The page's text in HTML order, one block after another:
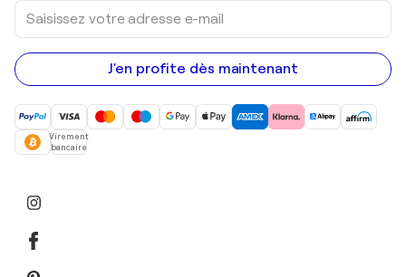
Saisissez
votre
adresse
e-
mail
J'en profite dès maintenant
Virement
bancaire